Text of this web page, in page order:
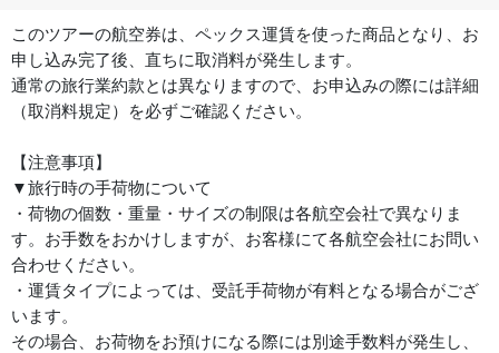
このツアーの航空券は、ペックス運賃を使った商品となり、お
申し込み完了後、直ちに取消料が発生します。
通常の旅行業約款とは異なりますので、お申込みの際には詳細
（取消料規定）を必ずご確認ください。
【注意事項】
▼旅行時の手荷物について
・荷物の個数・重量・サイズの制限は各航空会社で異なりま
す。お手数をおかけしますが、お客様にて各航空会社にお問い
合わせください。
・運賃タイプによっては、受託手荷物が有料となる場合がござ
います。
その場合、お荷物をお預けになる際には別途手数料が発生し、